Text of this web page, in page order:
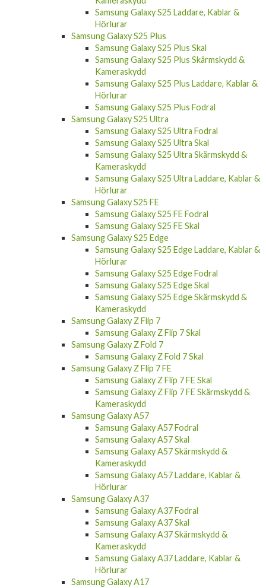
Samsung Galaxy S25 Laddare, Kablar &
Hörlurar
Samsung Galaxy S25 Plus
Samsung Galaxy S25 Plus Skal
Samsung Galaxy S25 Plus Skärmskydd &
Kameraskydd
Samsung Galaxy S25 Plus Laddare, Kablar &
Hörlurar
Samsung Galaxy S25 Plus Fodral
Samsung Galaxy S25 Ultra
Samsung Galaxy S25 Ultra Fodral
Samsung Galaxy S25 Ultra Skal
Samsung Galaxy S25 Ultra Skärmskydd &
Kameraskydd
Samsung Galaxy S25 Ultra Laddare, Kablar &
Hörlurar
Samsung Galaxy S25 FE
Samsung Galaxy S25 FE Fodral
Samsung Galaxy S25 FE Skal
Samsung Galaxy S25 Edge
Samsung Galaxy S25 Edge Laddare, Kablar &
Hörlurar
Samsung Galaxy S25 Edge Fodral
Samsung Galaxy S25 Edge Skal
Samsung Galaxy S25 Edge Skärmskydd &
Kameraskydd
Samsung Galaxy Z Flip 7
Samsung Galaxy Z Flip 7 Skal
Samsung Galaxy Z Fold 7
Samsung Galaxy Z Fold 7 Skal
Samsung Galaxy Z Flip 7 FE
Samsung Galaxy Z Flip 7 FE Skal
Samsung Galaxy Z Flip 7 FE Skärmskydd &
Kameraskydd
Samsung Galaxy A57
Samsung Galaxy A57 Fodral
Samsung Galaxy A57 Skal
Samsung Galaxy A57 Skärmskydd &
Kameraskydd
Samsung Galaxy A57 Laddare, Kablar &
Hörlurar
Samsung Galaxy A37
Samsung Galaxy A37 Fodral
Samsung Galaxy A37 Skal
Samsung Galaxy A37 Skärmskydd &
Kameraskydd
Samsung Galaxy A37 Laddare, Kablar &
Hörlurar
Samsung Galaxy A17